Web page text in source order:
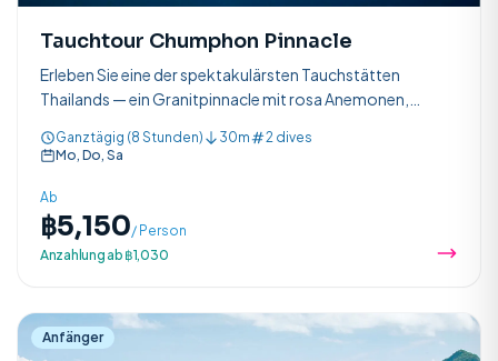
Tauchtour Chumphon Pinnacle
Erleben Sie eine der spektakulärsten Tauchstätten
Thailands — ein Granitpinnacle mit rosa Anemonen,
Ganztägig (8 Stunden) 30m
2 dives
Mo, Do, Sa
Ab
฿5,150/ Person
Anzahlung ab ฿1,030
Anfänger